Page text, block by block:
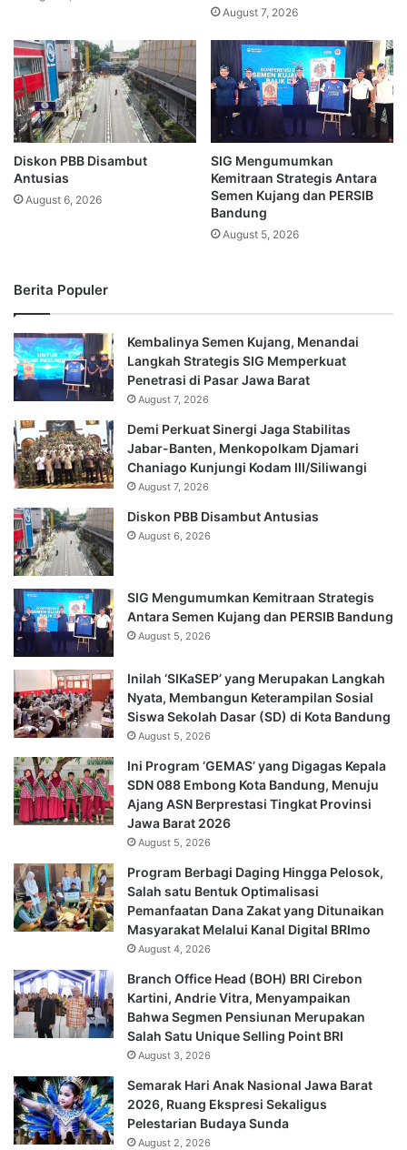
August 7, 2026
Diskon PBB Disambut
Antusias
August 6, 2026
SIG Mengumumkan
Kemitraan Strategis Antara
Semen Kujang dan PERSIB
Bandung
August 5, 2026
Berita Populer
Kembalinya Semen Kujang, Menandai
Langkah Strategis SIG Memperkuat
Penetrasi di Pasar Jawa Barat
August 7, 2026
Demi Perkuat Sinergi Jaga Stabilitas
Jabar-Banten, Menkopolkam Djamari
Chaniago Kunjungi Kodam III/Siliwangi
August 7, 2026
Diskon PBB Disambut Antusias
August 6, 2026
SIG Mengumumkan Kemitraan Strategis
Antara Semen Kujang dan PERSIB Bandung
August 5, 2026
Inilah ‘SIKaSEP’ yang Merupakan Langkah
Nyata, Membangun Keterampilan Sosial
Siswa Sekolah Dasar (SD) di Kota Bandung
August 5, 2026
Ini Program ‘GEMAS’ yang Digagas Kepala
SDN 088 Embong Kota Bandung, Menuju
Ajang ASN Berprestasi Tingkat Provinsi
Jawa Barat 2026
August 5, 2026
Program Berbagi Daging Hingga Pelosok,
Salah satu Bentuk Optimalisasi
Pemanfaatan Dana Zakat yang Ditunaikan
Masyarakat Melalui Kanal Digital BRImo
August 4, 2026
Branch Office Head (BOH) BRI Cirebon
Kartini, Andrie Vitra, Menyampaikan
Bahwa Segmen Pensiunan Merupakan
Salah Satu Unique Selling Point BRI
August 3, 2026
Semarak Hari Anak Nasional Jawa Barat
2026, Ruang Ekspresi Sekaligus
Pelestarian Budaya Sunda
August 2, 2026